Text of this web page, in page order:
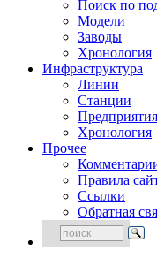
Поиск по
Модели
Заводы
Хронология
Инфраструктура
Линии
Станции
Предприятия
Хронология
Прочее
Правила
Ссылки
Обратная